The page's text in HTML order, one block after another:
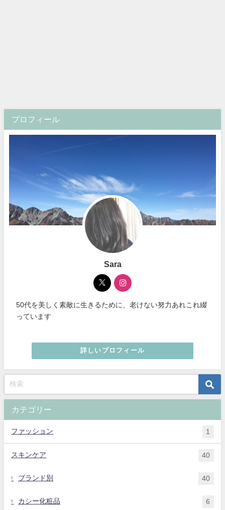
プロフィール
Sara
50代を美しく素敵に生きるために、老けない努力あれこれ綴
っています
詳しいプロフィール
カテゴリー
ファッション 1
スキンケア 40
ブランド別 40
カシー化粧品 6